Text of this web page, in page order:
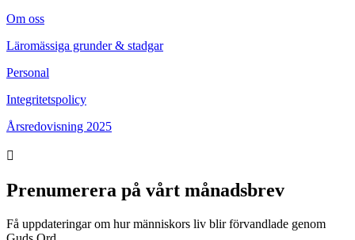
Om oss
Läromässiga grunder & stadgar
Personal
Integritetspolicy
Årsredovisning 2025

Prenumerera på vårt månadsbrev
Få uppdateringar om hur människors liv blir förvandlade genom